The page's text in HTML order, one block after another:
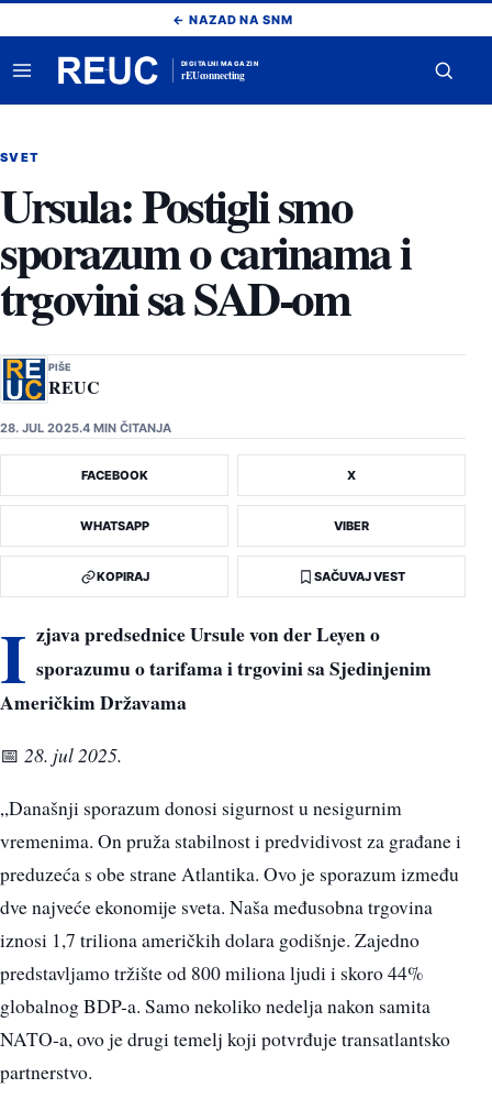
na
sadržaj
← NAZAD NA SNM
Otvori
meni
DIGITALNI MAGAZIN
rEUconnecting
SVET
Ursula: Postigli smo
sporazum o carinama i
trgovini sa SAD-om
PIŠE
REUC
28. JUL 2025.4 MIN ČITANJA
FACEBOOK X
WHATSAPP VIBER
KOPIRAJ SAČUVAJ VEST
I zjava predsednice Ursule von der Leyen o
sporazumu o tarifama i trgovini sa Sjedinjenim
Američkim Državama
📅 28. jul 2025.
„Današnji sporazum donosi sigurnost u nesigurnim
vremenima. On pruža stabilnost i predvidivost za građane i
preduzeća s obe strane Atlantika. Ovo je sporazum između
dve najveće ekonomije sveta. Naša međusobna trgovina
iznosi 1,7 triliona američkih dolara godišnje. Zajedno
predstavljamo tržište od 800 miliona ljudi i skoro 44%
globalnog BDP-a. Samo nekoliko nedelja nakon samita
NATO-a, ovo je drugi temelj koji potvrđuje transatlantsko
partnerstvo.